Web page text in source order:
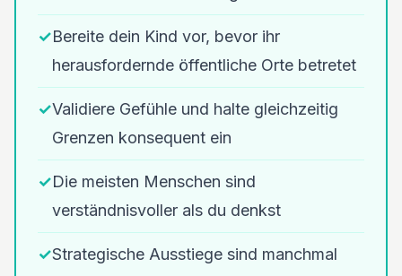
✓Bereite dein Kind vor, bevor ihr
herausfordernde öffentliche Orte betretet
✓Validiere Gefühle und halte gleichzeitig
Grenzen konsequent ein
✓Die meisten Menschen sind
verständnisvoller als du denkst
✓Strategische Ausstiege sind manchmal